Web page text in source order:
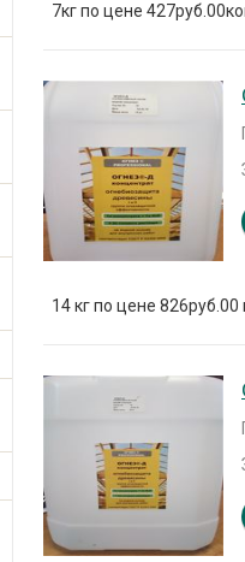
7кг по цене
14 кг по цене 826руб.00